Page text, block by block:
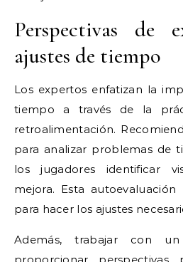
Perspectivas de
ajustes de tiempo
Los expertos enfatizan la
tiempo a través de la
retroalimentación.
para analizar problemas de
los jugadores identificar
mejora. Esta
para hacer los ajustes
Además, trabajar con